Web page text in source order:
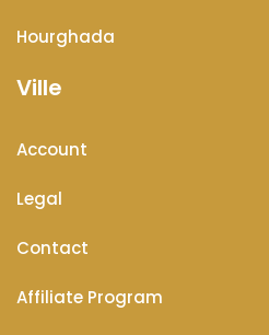
Hourghada
Ville
Account
Legal
Contact
Affiliate Program